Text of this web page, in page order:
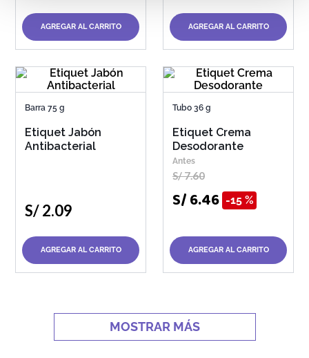
AGREGAR AL CARRITO AGREGAR AL CARRITO
Barra 75 g
Etiquet Jabón
Antibacterial
S/2.09
AGREGAR AL CARRITO
Tubo 36 g
Etiquet Crema
Desodorante
S/7.60
S/6.46 15 %
AGREGAR AL CARRITO
MOSTRAR MÁS